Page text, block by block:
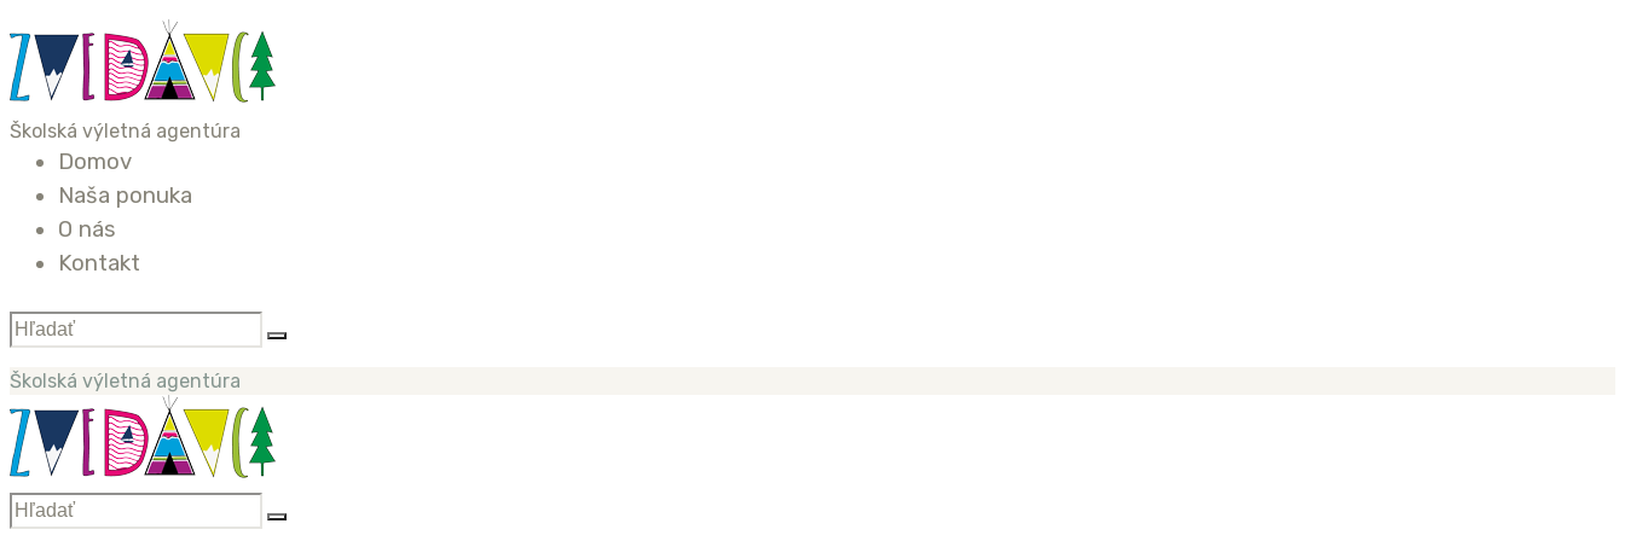
Školská výletná agentúra
Domov
Naša ponuka
O nás
Kontakt
Školská výletná agentúra